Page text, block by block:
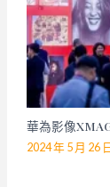
華為影像
2024 年 5 月 26